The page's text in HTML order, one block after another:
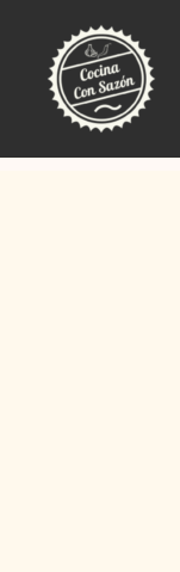
contenido